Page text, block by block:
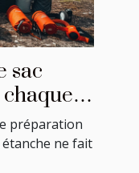
sac
préparation
ne fait